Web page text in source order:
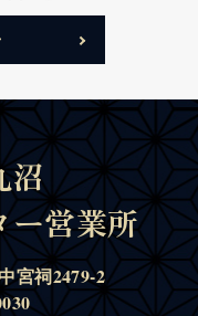
沼
ー営業所
宮祠2479-2